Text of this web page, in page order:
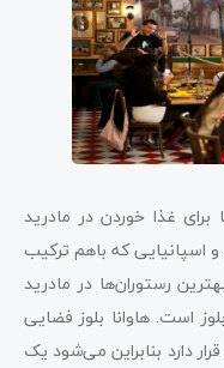
برای غذا خوردن در مادرید
اسپانیایی که باهم ترکیب
رستوران‌ها در مادرید
است. هاوانا بلوز فضایی
دارد بنابراین می‌شود یک